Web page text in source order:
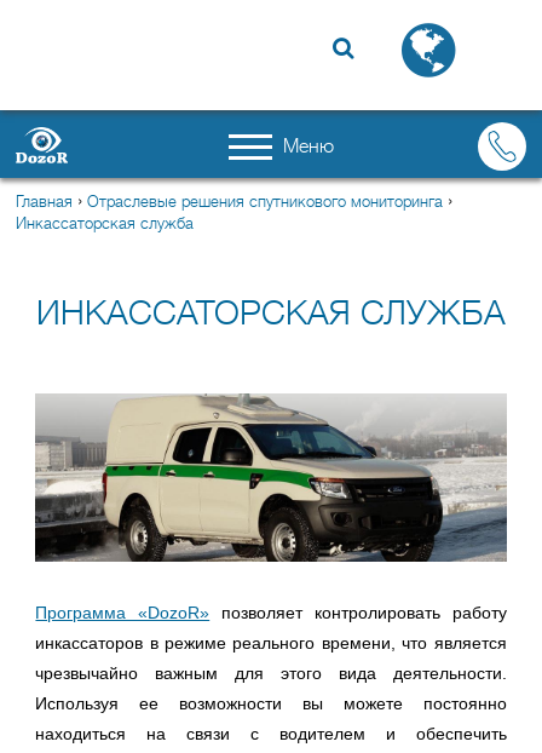

Меню
Главная ›Отраслевые решения спутникового мониторинга ›
Инкассаторская служба
ИНКАССАТОРСКАЯ СЛУЖБА
Программа «DozoR» позволяет контролировать работу
инкассаторов в режиме реального времени, что является
чрезвычайно важным для этого вида деятельности.
Используя ее возможности вы можете постоянно
находиться на связи с водителем и обеспечить